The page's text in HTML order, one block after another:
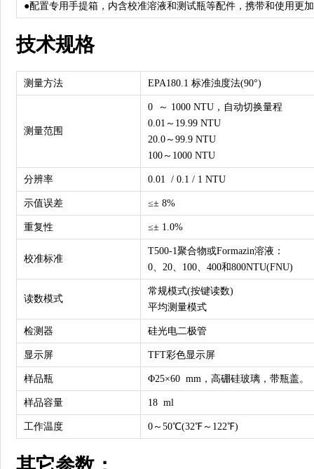
●配置专用手提箱，内含校准溶液和测试瓶等配件，携带和使用更
技术规格
测量方法 EPA180.1 标准浊度法(90°)
测量范围
0 ～ 1000 NTU，自动切换量程
0.01～19.99 NTU
20.0～99.9 NTU
100～1000 NTU
分辨率 0.01 / 0.1 / 1 NTU
示值误差 ≤± 8%
重复性 ≤± 1.0%
校准标准
T500-1聚合物或Formazin溶液：
0、20、100、400和800NTU(FNU)
读数模式
常规模式(按键读数)
平均测量模式
检测器 硅光电二极管
显示屏 TFT彩色显示屏
样品瓶 Φ25×60 mm，高硼硅玻璃，带瓶盖。
样品容量 18 ml
工作温度 0～50℃(32℉～122℉)